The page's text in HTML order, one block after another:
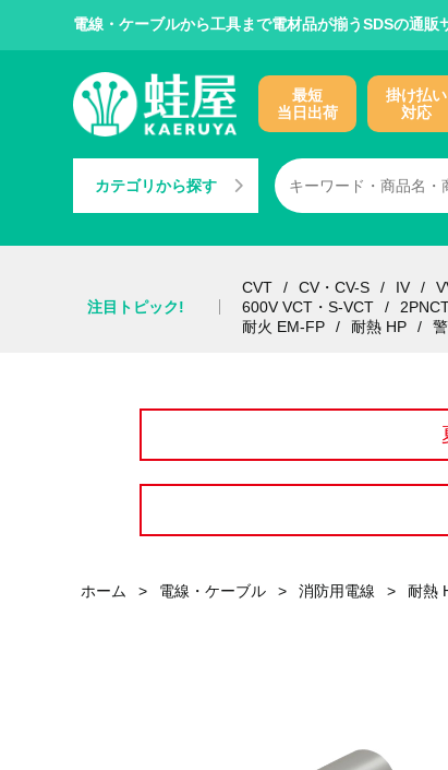
電線・ケーブルから工具まで電材品が揃うSDSの通販
最短
当日出荷
掛け払い
対応
カテゴリから探す
注目トピック!
CVT CV・CV-S IV
600V VCT・S-VCT
耐火 EM-FP
耐熱 HP
ホーム > 電線・ケーブル > 消防用電線 > 耐熱